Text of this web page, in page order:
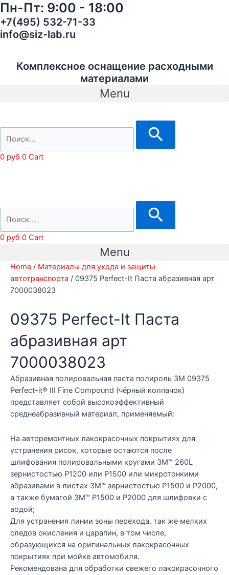
Перейти
к
содержимому
Пн-Пт: 9:00 - 18:00
+7(495) 532-71-33
info@siz-lab.ru
Комплексное оснащение расходными
материалами
Menu
0 руб 0 Cart
0 руб 0 Cart
Menu
Home / Материалы для ухода и защиты
автотранспорта / 09375 Perfect-It Паста абразивная арт
7000038023
09375 Perfect-It Паста
абразивная арт
7000038023
Абразивная полировальная паста полироль 3М 09375
Perfect-it® III Fine Compound (чёрный колпачок)
представляет собой высокоэффективный
среднеабразивный материал, применяемый:
На авторемонтных лакокрасочных покрытиях для
устранения рисок, которые остаются после
шлифования полировальными кругами 3M™ 260L
зернистостью P1200 или P1500 или микротонкими
абразивами в листах 3M™ зернистостью P1500 и P2000,
а также бумагой 3M™ P1500 и P2000 для шлифовки с
водой;
Для устранения линии зоны перехода, так же мелких
следов окисления и царапин, в том числе,
образующихся на оригинальных лакокрасочных
покрытиях при мойке автомобиля.
Рекомендована для обработки свежего лакокрасочного
09375
Perfect-
It
Паста
арт